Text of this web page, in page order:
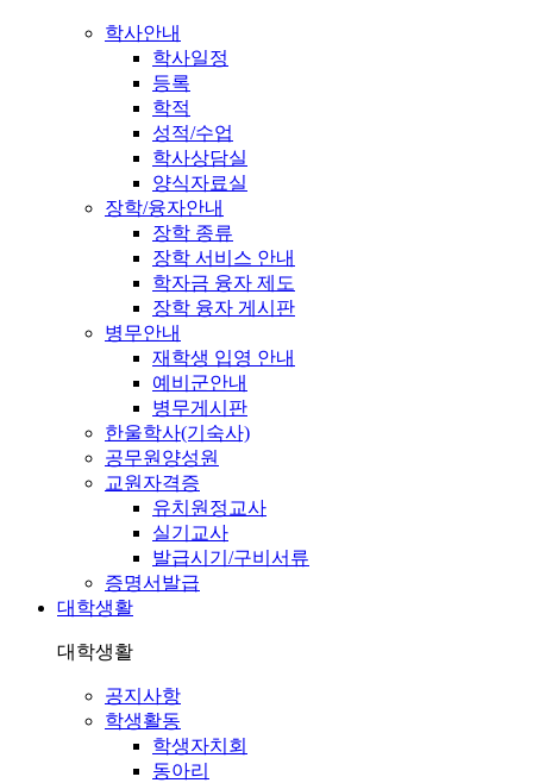
학사안내
학사일정
등록
학적
성적/수업
학사상담실
양식자료실
장학/융자안내
장학 종류
장학 서비스 안내
학자금 융자 제도
장학 융자 게시판
병무안내
재학생 입영 안내
예비군안내
병무게시판
한울학사(기숙사)
공무원양성원
교원자격증
유치원정교사
실기교사
발급시기/구비서류
증명서발급
대학생활
대학생활
공지사항
학생활동
학생자치회
동아리